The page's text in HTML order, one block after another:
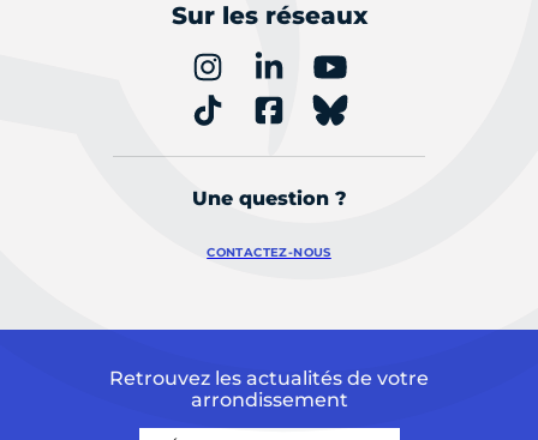
Sur les réseaux
Une question ?
CONTACTEZ-NOUS
Retrouvez les actualités de votre
arrondissement